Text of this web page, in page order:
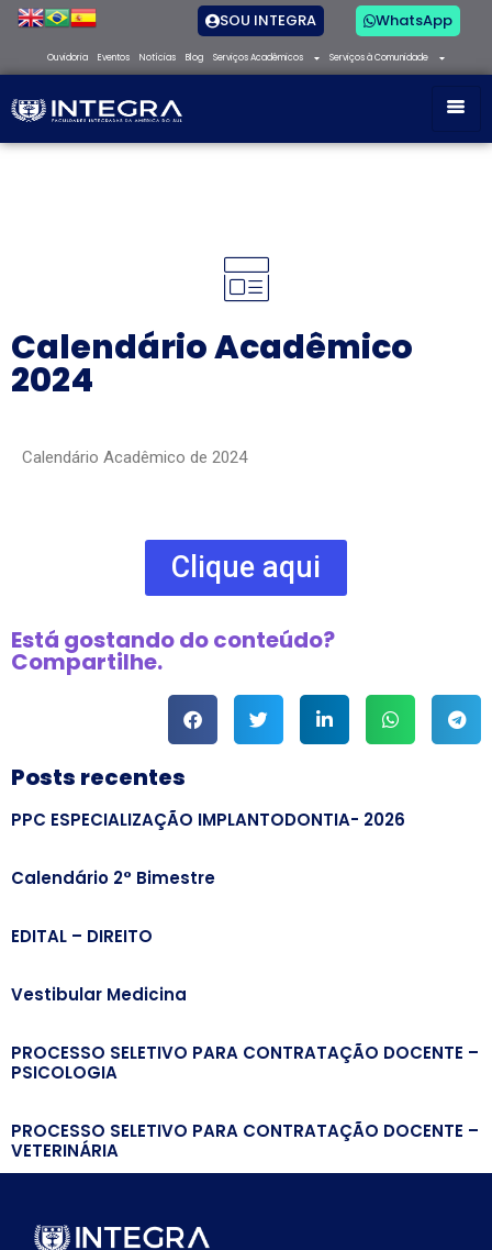
SOU INTEGRA WhatsApp
Ouvidoria Eventos Notícias Blog Serviços Acadêmicos Serviços à Comunidade
Calendário Acadêmico
2024
Calendário Acadêmico de 2024
Clique aqui
Está gostando do conteúdo?
Compartilhe.
Posts recentes
PPC ESPECIALIZAÇÃO IMPLANTODONTIA- 2026
Calendário 2° Bimestre
EDITAL – DIREITO
Vestibular Medicina
PROCESSO SELETIVO PARA CONTRATAÇÃO DOCENTE –
PSICOLOGIA
PROCESSO SELETIVO PARA CONTRATAÇÃO DOCENTE –
VETERINÁRIA